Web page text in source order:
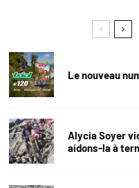
Le nouveau
Alycia Soyer
aidons-la à